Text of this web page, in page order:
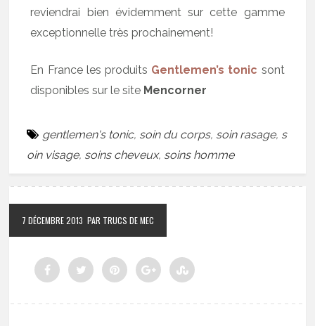
reviendrai bien évidemment sur cette gamme
exceptionnelle très prochainement!
En France les produits Gentlemen’s tonic sont
disponibles sur le site Mencorner
gentlemen's tonic, soin du corps, soin rasage, s
oin visage, soins cheveux, soins homme
7 DÉCEMBRE 2013 PAR TRUCS DE MEC